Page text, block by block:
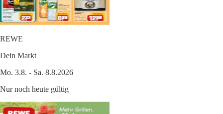
REWE
Dein Markt
Mo. 3.8. - Sa. 8.8.2026
Nur noch heute gültig